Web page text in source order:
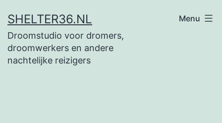
naar
de
inhoud
SHELTER36.NL
Droomstudio voor dromers,
droomwerkers en andere
nachtelijke reizigers
Menu